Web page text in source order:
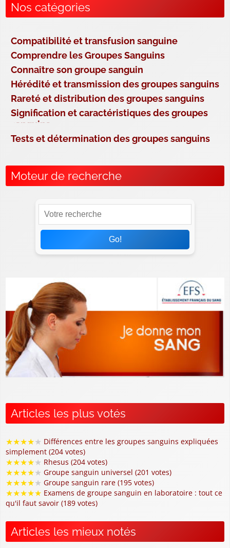
Nos catégories
Compatibilité et transfusion sanguine
Comprendre les Groupes Sanguins
Connaître son groupe sanguin
Hérédité et transmission des groupes sanguins
Rareté et distribution des groupes sanguins
Signification et caractéristiques des groupes
sanguins
Tests et détermination des groupes sanguins
Moteur de recherche
Go!
Articles les plus votés
★★★★★ Différences entre les groupes sanguins expliquées
simplement (204 votes)
★★★★★ Rhesus (204 votes)
★★★★★ Groupe sanguin universel (201 votes)
★★★★★ Groupe sanguin rare (195 votes)
★★★★★ Examens de groupe sanguin en laboratoire : tout ce
qu'il faut savoir (189 votes)
Articles les mieux notés